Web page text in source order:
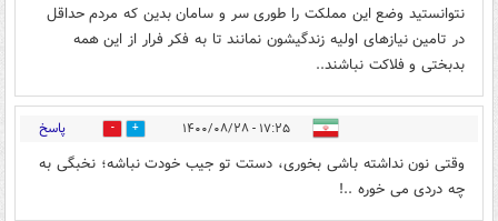
نتوانستید وضع این مملکت را طوری سر و سامان بدین که مردم حداقل
در تامین نیازهای اولیه زندگیشون نمانند تا به فکر فرار از این همه
بدبختی و فلاکت نباشند..
۱۷:۲۵ - ۱۴۰۰/۰۸/۲۸ 0 پاسخ
وقتی نون نداشته باشی بخوری، دستت تو جیب خودت نباشه؛ نخبگی به
چه دردی می خوره ..!